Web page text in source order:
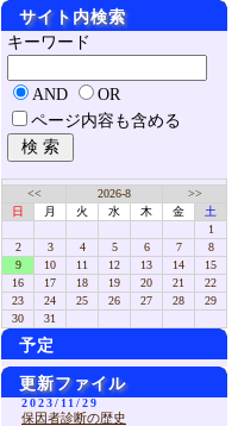
サイト内検索
キーワード
AND
OR
ページ内容も含める
<< 2026-8
>>
日
月 火 水 木 金
土
1
2
3 4 5 6 7
8
9
10 11 12 13 14
15
16
17 18 19 20 21
22
23
24 25 26 27 28
29
30
31
予定
更新ファイル
2023/11/29
保因者診断の歴史